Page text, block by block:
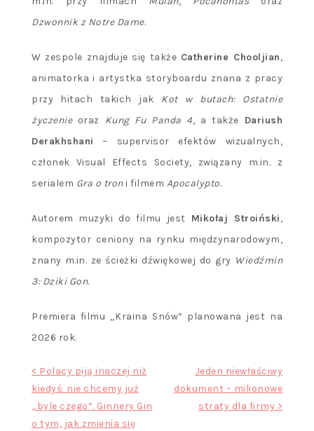
Dzwonnik z Notre Dame.
W zespole znajduje się także Catherine Chooljian,
animatorka i artystka storyboardu znana z pracy
przy hitach takich jak Kot w butach: Ostatnie
życzenieoraz Kung Fu Panda 4, a także Dariush
Derakhshani – supervisor efektów wizualnych,
członek Visual Effects Society, związany m.in. z
serialem Gra o troni filmem Apocalypto.
Autorem muzyki do filmu jest Mikołaj Stroiński,
kompozytor ceniony na rynku międzynarodowym,
znany m.in. ze ścieżki dźwiękowej do gry Wiedźmin
3: Dziki Gon.
Premiera filmu „Kraina Snów” planowana jest na
2026 rok.
Nawigacja
wpisu
< Polacy piją inaczej niż
kiedyś: nie chcemy już
„byle czego”. Ginnery Gin
o tym, jak zmienia się
Jeden niewłaściwy
dokument – milionowe
straty dla firmy >